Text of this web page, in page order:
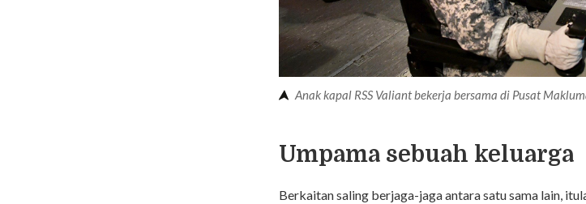
Anak kapal RSS Valiant bekerja bersama di Pusat
Umpama sebuah keluarga
Berkaitan saling berjaga-jaga antara satu sama lain,